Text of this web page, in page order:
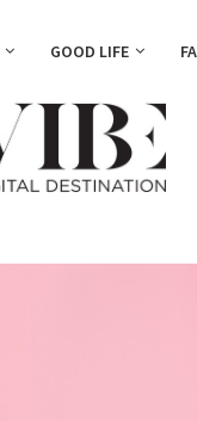
GOOD LIFE